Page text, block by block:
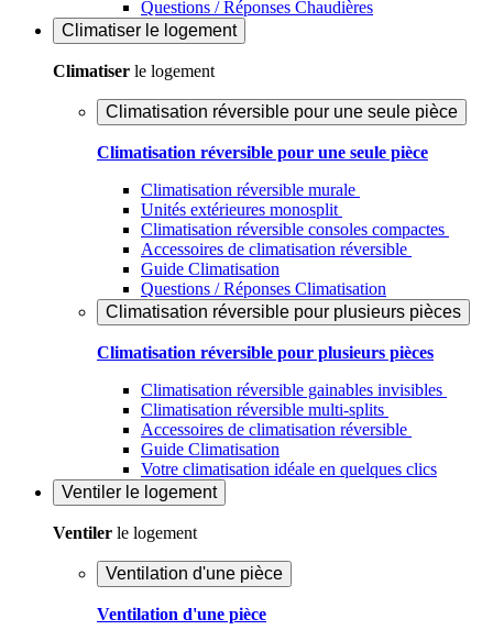
Questions / Réponses Chaudières
Climatiser le logement
Climatiser le logement
Climatisation réversible pour une seule pièce
Climatisation réversible pour une seule pièce
Climatisation réversible murale
Unités extérieures monosplit
Climatisation réversible consoles compactes
Accessoires de climatisation réversible
Guide Climatisation
Questions / Réponses Climatisation
Climatisation réversible pour plusieurs pièces
Climatisation réversible pour plusieurs pièces
Climatisation réversible gainables invisibles
Climatisation réversible multi-splits
Accessoires de climatisation réversible
Guide Climatisation
Votre climatisation idéale en quelques clics
Ventiler le logement
Ventiler le logement
Ventilation d'une pièce
Ventilation d'une pièce